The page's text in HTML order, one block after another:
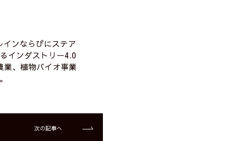
ンならびにステア
インダストリー4.0
業、植物バイオ事業
次の記事へ